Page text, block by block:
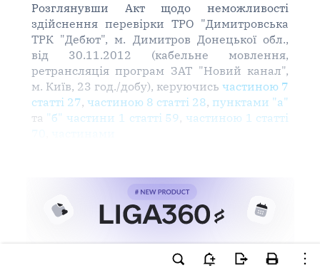
Розглянувши Акт щодо неможливості
здійснення перевірки ТРО "Димитровська
ТРК "Дебют", м. Димитров Донецької обл.,
від 30.11.2012 (кабельне мовлення,
ретрансляція програм ЗАТ "Новий канал",
м. Київ, 23 год./добу), керуючисьчастиною 7
статті 27, частиною 8 статті 28, пунктами "а"
та "б" частини 1 статті 59 , частиною 1 статті